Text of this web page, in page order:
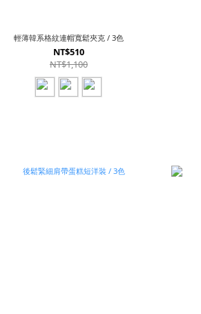
輕薄韓系格紋連帽寬鬆夾克 / 3色
NT$510
NT$1,100